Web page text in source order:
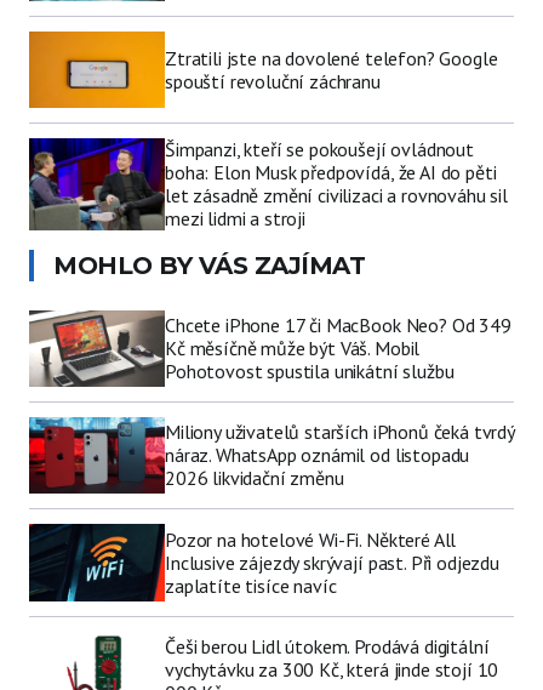
Ztratili jste na dovolené telefon? Google
spouští revoluční záchranu
Šimpanzi, kteří se pokoušejí ovládnout
boha: Elon Musk předpovídá, že AI do pěti
let zásadně změní civilizaci a rovnováhu sil
mezi lidmi a stroji
MOHLO BY VÁS ZAJÍMAT
Chcete iPhone 17 či MacBook Neo? Od 349
Kč měsíčně může být Váš. Mobil
Pohotovost spustila unikátní službu
Miliony uživatelů starších iPhonů čeká tvrdý
náraz. WhatsApp oznámil od listopadu
2026 likvidační změnu
Pozor na hotelové Wi-Fi. Některé All
Inclusive zájezdy skrývají past. Při odjezdu
zaplatíte tisíce navíc
Češi berou Lidl útokem. Prodává digitální
vychytávku za 300 Kč, která jinde stojí 10